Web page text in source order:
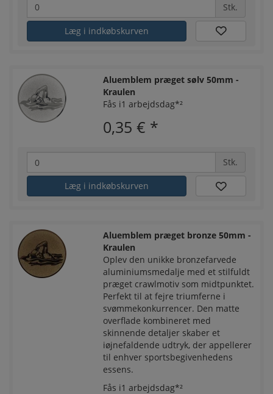
Stk.
Læg i indkøbskurven
Aluemblem præget sølv 50mm -
Kraulen
Fås i1 arbejdsdag*²
0,35 € *
Stk.
Læg i indkøbskurven
Aluemblem præget bronze 50mm -
Kraulen
Oplev den unikke bronzefarvede
aluminiumsmedalje med et stilfuldt
præget crawlmotiv som midtpunktet.
Perfekt til at fejre triumferne i
svømmekonkurrencer. Den matte
overflade kombineret med
skinnende detaljer skaber et
iøjnefaldende udtryk, der appellerer
til enhver sportsbegivenhedens
essens.
Fås i1 arbejdsdag*²